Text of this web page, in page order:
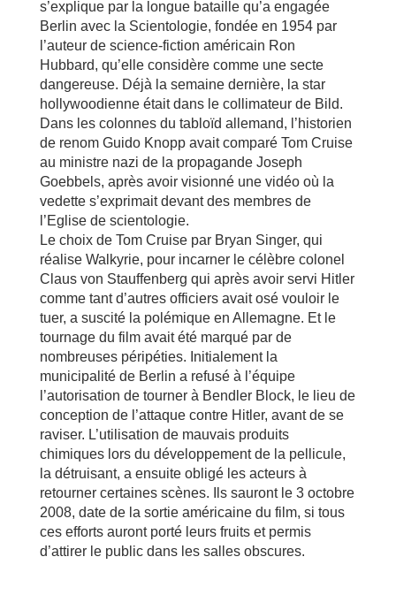
s’explique par la longue bataille qu’a engagée
Berlin avec la Scientologie, fondée en 1954 par
l’auteur de science-fiction américain Ron
Hubbard, qu’elle considère comme une secte
dangereuse. Déjà la semaine dernière, la star
hollywoodienne était dans le collimateur de Bild.
Dans les colonnes du tabloïd allemand, l’historien
de renom Guido Knopp avait comparé Tom Cruise
au ministre nazi de la propagande Joseph
Goebbels, après avoir visionné une vidéo où la
vedette s’exprimait devant des membres de
l’Eglise de scientologie.
Le choix de Tom Cruise par Bryan Singer, qui
réalise Walkyrie, pour incarner le célèbre colonel
Claus von Stauffenberg qui après avoir servi Hitler
comme tant d’autres officiers avait osé vouloir le
tuer, a suscité la polémique en Allemagne. Et le
tournage du film avait été marqué par de
nombreuses péripéties. Initialement la
municipalité de Berlin a refusé à l’équipe
l’autorisation de tourner à Bendler Block, le lieu de
conception de l’attaque contre Hitler, avant de se
raviser. L’utilisation de mauvais produits
chimiques lors du développement de la pellicule,
la détruisant, a ensuite obligé les acteurs à
retourner certaines scènes. Ils sauront le 3 octobre
2008, date de la sortie américaine du film, si tous
ces efforts auront porté leurs fruits et permis
d’attirer le public dans les salles obscures.